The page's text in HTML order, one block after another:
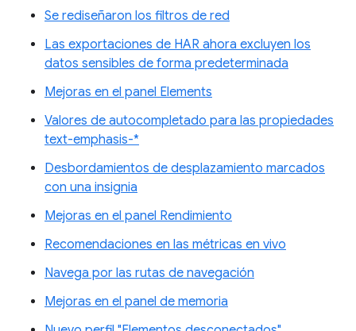
Se rediseñaron los filtros de red
Las exportaciones de HAR ahora excluyen los
datos sensibles de forma predeterminada
Mejoras en el panel Elements
Valores de autocompletado para las propiedades
text-emphasis-*
Desbordamientos de desplazamiento marcados
con una insignia
Mejoras en el panel Rendimiento
Recomendaciones en las métricas en vivo
Navega por las rutas de navegación
Mejoras en el panel de memoria